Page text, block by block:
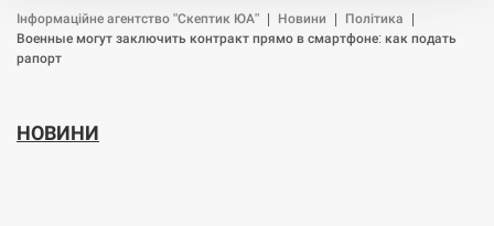
Інформаційне агентство "Скептик ЮА" Новини Політика
Военные могут заключить контракт прямо в смартфоне: как подать
рапорт
НОВИНИ